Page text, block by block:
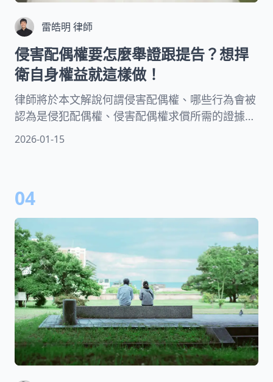
雷皓明 律師
侵害配偶權要怎麼舉證跟提告？想捍
衛自身權益就這樣做！
律師將於本文解說何謂侵害配偶權、哪些行為會被
認為是侵犯配偶權、侵害配偶權求償所需的證據、
侵害配偶權可能的賠償金額以及相關疑問，並說明
2026-01-15
04